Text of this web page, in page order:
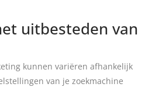
uitbesteden van
kunnen variëren afhankelijk
van je zoekmachine